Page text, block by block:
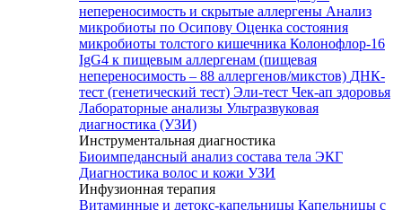
непереносимость и скрытые аллергены Анализ
микробиоты по Осипову Оценка состояния
микробиоты толстого кишечника Колонофлор-16
IgG4 к пищевым аллергенам (пищевая
непереносимость – 88 аллергенов/микстов) ДНК-
тест (генетический тест) Эли-тест Чек-ап здоровья
Лабораторные анализы Ультразвуковая
диагностика (УЗИ)
Инструментальная диагностика
Биоимпедансный анализ состава тела ЭКГ
Диагностика волос и кожи УЗИ
Инфузионная терапия
Витаминные и детокс-капельницы Капельницы с